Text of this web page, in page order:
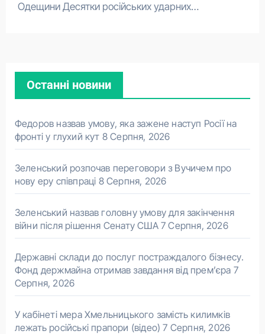
Одещини Десятки російських ударних…
Останні новини
Федоров назвав умову, яка зажене наступ Росії на
фронті у глухий кут 8 Серпня, 2026
Зеленський розпочав переговори з Вучичем про
нову еру співпраці 8 Серпня, 2026
Зеленський назвав головну умову для закінчення
війни після рішення Сенату США 7 Серпня, 2026
Державні склади до послуг постраждалого бізнесу.
Фонд держмайна отримав завдання від прем’єра 7
Серпня, 2026
У кабінеті мера Хмельницького замість килимків
лежать російські прапори (відео) 7 Серпня, 2026